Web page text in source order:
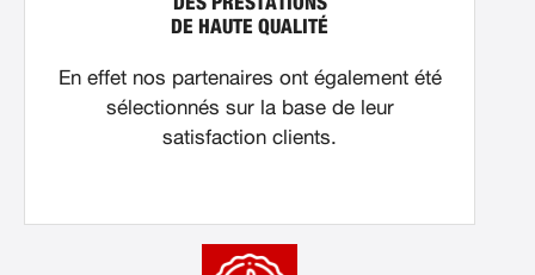
DE HAUTE QUALITÉ
En effet nos partenaires ont également été
sélectionnés sur la base de leur
satisfaction clients.